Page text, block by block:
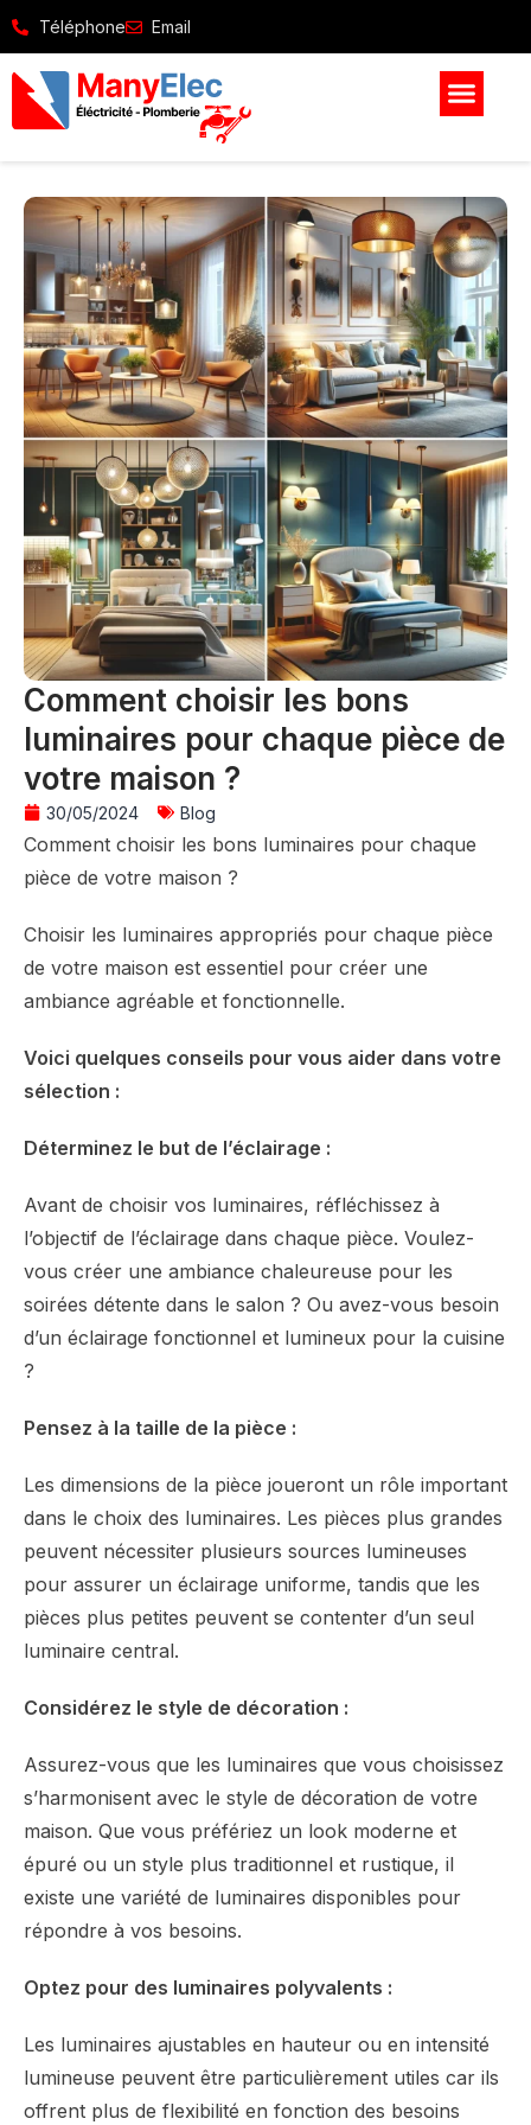
Téléphone Email
Comment choisir les bons
luminaires pour chaque pièce de
votre maison ?
30/05/2024 Blog
Comment choisir les bons luminaires pour chaque
pièce de votre maison ?
Choisir les luminaires appropriés pour chaque pièce
de votre maison est essentiel pour créer une
ambiance agréable et fonctionnelle.
Voici quelques conseils pour vous aider dans votre
sélection :
Déterminez le but de l’éclairage :
Avant de choisir vos luminaires, réfléchissez à
l’objectif de l’éclairage dans chaque pièce. Voulez-
vous créer une ambiance chaleureuse pour les
soirées détente dans le salon ? Ou avez-vous besoin
d’un éclairage fonctionnel et lumineux pour la cuisine
?
Pensez à la taille de la pièce :
Les dimensions de la pièce joueront un rôle important
dans le choix des luminaires. Les pièces plus grandes
peuvent nécessiter plusieurs sources lumineuses
pour assurer un éclairage uniforme, tandis que les
pièces plus petites peuvent se contenter d’un seul
luminaire central.
Considérez le style de décoration :
Assurez-vous que les luminaires que vous choisissez
s’harmonisent avec le style de décoration de votre
maison. Que vous préfériez un look moderne et
épuré ou un style plus traditionnel et rustique, il
existe une variété de luminaires disponibles pour
répondre à vos besoins.
Optez pour des luminaires polyvalents :
Les luminaires ajustables en hauteur ou en intensité
lumineuse peuvent être particulièrement utiles car ils
offrent plus de flexibilité en fonction des besoins